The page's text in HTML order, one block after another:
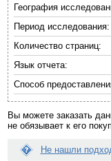
География
Период исследования:
Количество страниц:
Язык отчета:
Способ
Вы можете заказать
не обязывает к его
Не нашли